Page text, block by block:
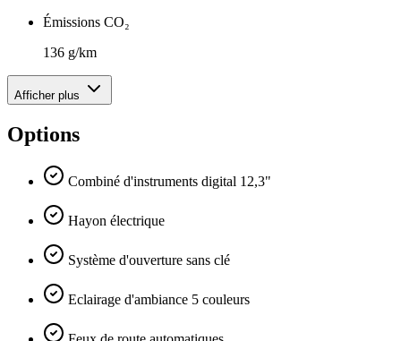
Émissions CO₂
136 g/km
Afficher plus
Options
Combiné d'instruments digital 12,3"
Hayon électrique
Système d'ouverture sans clé
Eclairage d'ambiance 5 couleurs